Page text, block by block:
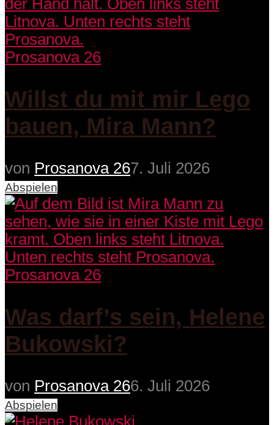
Prosanova 26
Willst du mit mir Lego
bauen, Mira Mann?
von Prosanova 267. Juli 2026
Abspielen
Prosanova 26
Was darf’s sein, Helene
Bukowski?
von Prosanova 266. Juli 2026
Abspielen